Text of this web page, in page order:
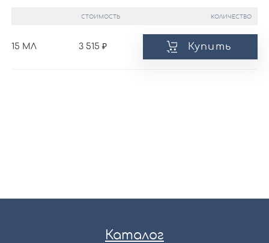
СТОИМОСТЬ КОЛИЧЕСТВО
15 МЛ 3 515 Купить
Каталог